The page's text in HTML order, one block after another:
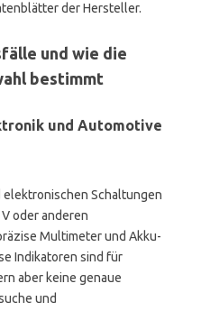
der Hersteller.
und wie die
bestimmt
und Automotive
elektronischen Schaltungen
oder anderen
Multimeter und Akku-
Indikatoren sind für
aber keine genaue
und